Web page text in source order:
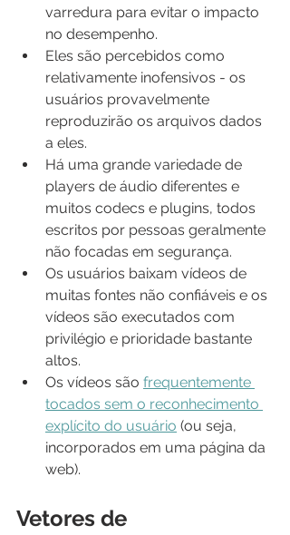
varredura para evitar o impacto
no desempenho.
Eles são percebidos como
relativamente inofensivos - os
usuários provavelmente
reproduzirão os arquivos dados
a eles.
Há uma grande variedade de
players de áudio diferentes e
muitos codecs e plugins, todos
escritos por pessoas geralmente
não focadas em segurança.
Os usuários baixam vídeos de
muitas fontes não confiáveis ​​e os
vídeos são executados com
privilégio e prioridade bastante
altos.
Os vídeos são frequentemente
tocados sem o reconhecimento
explícito do usuário (ou seja,
incorporados em uma página da
web).
Vetores de